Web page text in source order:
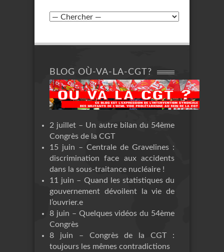
BLOG OÙ-VA-LA-CGT?
2 juillet – Un autre bilan du 54ème
Congrès de la CGT
15 juin – Centrale de Gravelines :
discrimination face aux accidents
dans la sous-traitance nucléaire !
11 juin – Quand les statistiques du
gouvernement dévoilent la vie de
l’ouvrier.e
8 juin – Quelques vidéos du 54ème
Congrès
8 juin – Congrès de la CGT :
toujours les mêmes contradictions